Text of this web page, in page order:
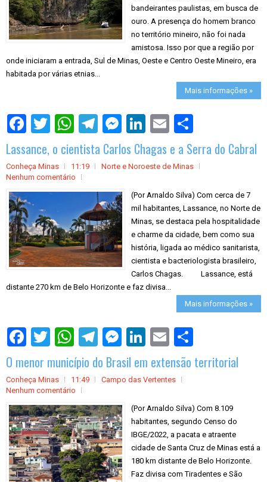
bandeirantes paulistas, em busca de
ouro. A presença do homem branco
no território mineiro, não foi nada
amistosa. Isso por que a região por
onde iniciaram a entrada, Sul de Minas, Oeste e Centro Oeste Mineiro, era
habitada por várias etnias...
Mais informações »
r
e
Lassance, o cientista Carlos Chagas e a Serra do Cabral
Conheça Minas 11:19
Norte e Noroeste de Minas
Nenhum comentário
(Por Arnaldo Silva) Com cerca de 7
mil habitantes, Lassance, no Norte de
Minas, se destaca pela hospitalidade
e charme da cidade, bem como sua
história, ligada ao médico sanitarista,
cientista e bacteriologista brasileiro,
Carlos Chagas. Lassance, está
distante 270 km de Belo Horizonte e faz divisa...
Mais informações »
r
e
O menor município do Brasil em extensão territorial
Conheça Minas 11:49
Campo das Vertentes
Nenhum comentário
(Por Arnaldo Silva) Com 8.109
habitantes, segundo Censo do
IBGE/2022, a pacata e atraente
cidade de Santa Cruz de Minas está a
180 km distante de Belo Horizonte.
Faz divisa com Tiradentes e São